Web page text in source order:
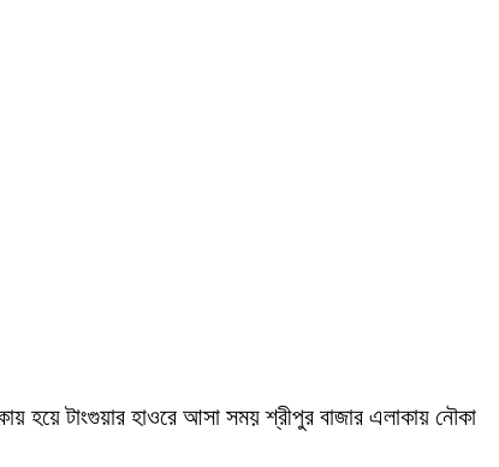
হয়ে টাংগুয়ার হাওরে আসা সময় শ্রীপুর বাজার এলাকায় নৌকা